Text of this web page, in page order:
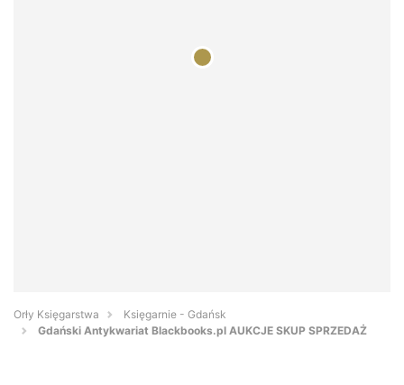
Orły Księgarstwa
Księgarnie - Gdańsk
Gdański Antykwariat Blackbooks.pl AUKCJE SKUP SPRZEDAŻ